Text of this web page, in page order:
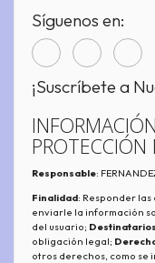
Síguenos en:
¡Suscríbete a
Responsable:
Finalidad: Responder
enviarle la información
del usuario; Destinatarios
obligación legal;
otros derechos, como